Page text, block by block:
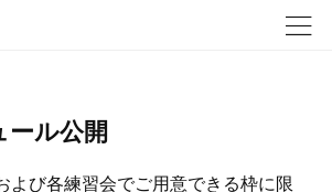
ール公開
よび各練習会でご用意できる枠に限